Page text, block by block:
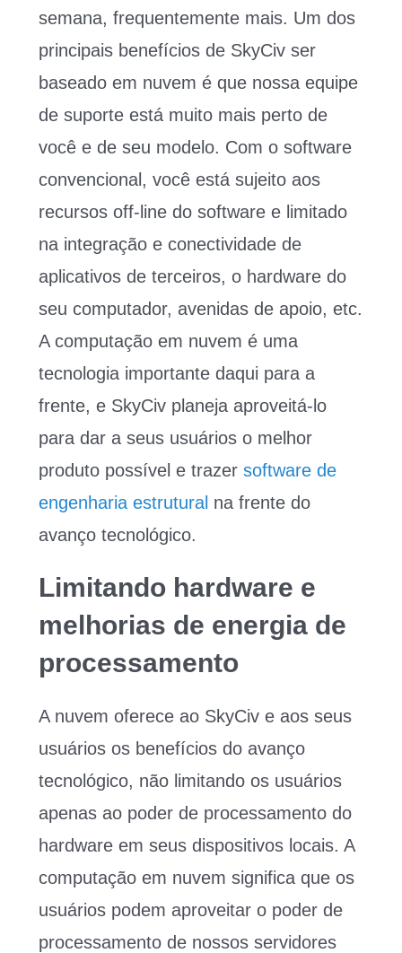
semana, frequentemente mais. Um dos
principais benefícios de SkyCiv ser
baseado em nuvem é que nossa equipe
de suporte está muito mais perto de
você e de seu modelo. Com o software
convencional, você está sujeito aos
recursos off-line do software e limitado
na integração e conectividade de
aplicativos de terceiros, o hardware do
seu computador, avenidas de apoio, etc.
A computação em nuvem é uma
tecnologia importante daqui para a
frente, e SkyCiv planeja aproveitá-lo
para dar a seus usuários o melhor
produto possível e trazer software de
engenharia estrutural na frente do
avanço tecnológico.
Limitando hardware e
melhorias de energia de
processamento
A nuvem oferece ao SkyCiv e aos seus
usuários os benefícios do avanço
tecnológico, não limitando os usuários
apenas ao poder de processamento do
hardware em seus dispositivos locais. A
computação em nuvem significa que os
usuários podem aproveitar o poder de
processamento de nossos servidores